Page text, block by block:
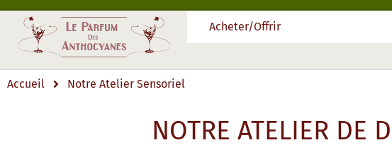
Acheter/Offrir
Accueil Notre Atelier Sensoriel
NOTRE ATELIER DE